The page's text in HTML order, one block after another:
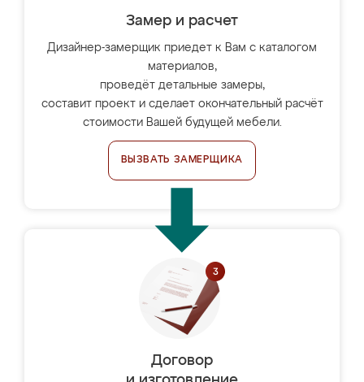
Замер и расчет
Дизайнер-замерщик приедет к Вам с каталогом
материалов,
проведёт детальные замеры,
составит проект и сделает окончательный расчёт
стоимости Вашей будущей мебели.
ВЫЗВАТЬ ЗАМЕРЩИКА
Договор